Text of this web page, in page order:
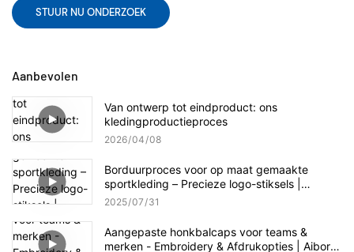
STUUR NU ONDERZOEK
Aanbevolen
Van ontwerp tot eindproduct: ons
kledingproductieproces
2026 04 08
Borduurproces voor op maat gemaakte
sportkleding – Precieze logo-stiksels |
Vakmanschap van AIBORT Factory
2025 07 31
Aangepaste honkbalcaps voor teams &
merken - Embroidery & Afdrukopties | Aibort